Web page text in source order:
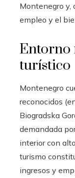
Montenegro y,
empleo y el
Entorno
turístico
Montenegro
reconocidos
Biogradska
demandada
interior con
turismo
ingresos y